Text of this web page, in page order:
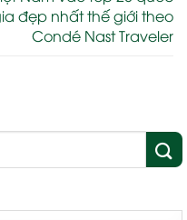
đẹp nhất thế giới theo
Condé Nast Traveler